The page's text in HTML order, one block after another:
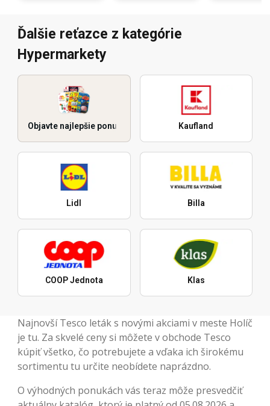
Ďalšie reťazce z kategórie
Hypermarkety
Objavte najlepšie ponuky Kaufland
Lidl Billa
COOP Jednota Klas
Najnovší Tesco leták s novými akciami v meste Holíč
je tu. Za skvelé ceny si môžete v obchode Tesco
kúpiť všetko, čo potrebujete a vďaka ich širokému
sortimentu tu určite neobídete naprázdno.
O výhodných ponukách vás teraz môže presvedčiť